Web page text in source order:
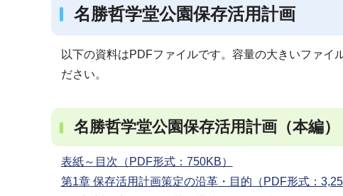
名勝哲学堂公園保存活用計画
以下の資料はPDFファイルです。容量の大きいファイ
ださい。
名勝哲学堂公園保存活用計画（本編）
表紙～目次（PDF形式：750KB）
第1章 保存活用計画策定の沿革・目的（PDF形式：